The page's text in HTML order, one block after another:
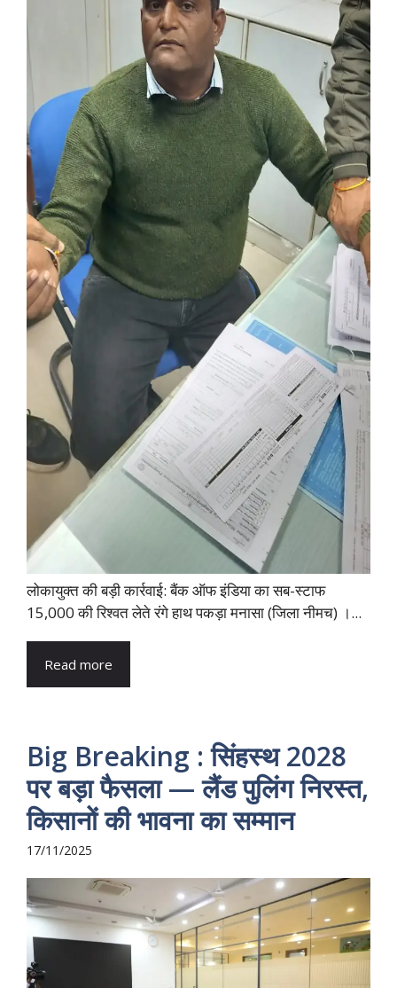
लोकायुक्त की बड़ी कार्रवाई: बैंक ऑफ इंडिया का सब-स्टाफ
15,000 की रिश्वत लेते रंगे हाथ पकड़ा मनासा (जिला नीमच) ।...
Read more
Big Breaking : सिंहस्थ 2028
पर बड़ा फैसला — लैंड पुलिंग निरस्त,
किसानों की भावना का सम्मान
17/11/2025